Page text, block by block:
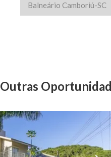
Balneário Camboriú-SC
Outras